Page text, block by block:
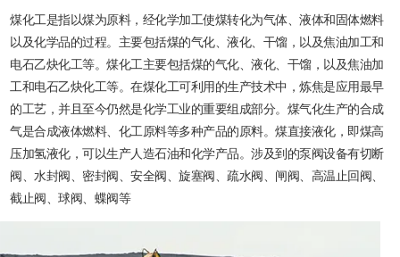
煤化工是指以煤为原料，经化学加工使煤转化为气体、液体和固体燃料
以及化学品的过程。主要包括煤的气化、液化、干馏，以及焦油加工和
电石乙炔化工等。煤化工主要包括煤的气化、液化、干馏，以及焦油加
工和电石乙炔化工等。在煤化工可利用的生产技术中，炼焦是应用最早
的工艺，并且至今仍然是化学工业的重要组成部分。煤气化生产的合成
气是合成液体燃料、化工原料等多种产品的原料。煤直接液化，即煤高
压加氢液化，可以生产人造石油和化学产品。涉及到的泵阀设备有切断
阀、水封阀、密封阀、安全阀、旋塞阀、疏水阀、闸阀、高温止回阀、
截止阀、球阀、蝶阀等